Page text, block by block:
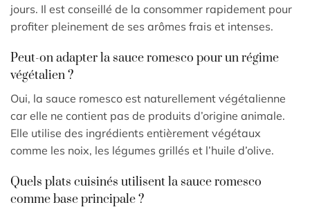
jours. Il est conseillé de la consommer rapidement pour
profiter pleinement de ses arômes frais et intenses.
Peut-on adapter la sauce romesco pour un régime
végétalien ?
Oui, la sauce romesco est naturellement végétalienne
car elle ne contient pas de produits d’origine animale.
Elle utilise des ingrédients entièrement végétaux
comme les noix, les légumes grillés et l’huile d’olive.
Quels plats cuisinés utilisent la sauce romesco
comme base principale ?